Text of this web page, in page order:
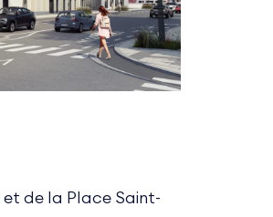
et de la Place Saint-